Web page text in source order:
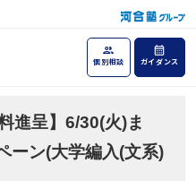
個別相談 ガイダンス
進呈】6/30(火)ま
ーン(大学編入(文系)